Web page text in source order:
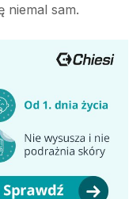
niemal sam.